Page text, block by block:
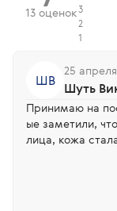
13 оценок3
2
1
ШВ
25
Шуть
Принимаю на
ые заметили,
лица, кожа